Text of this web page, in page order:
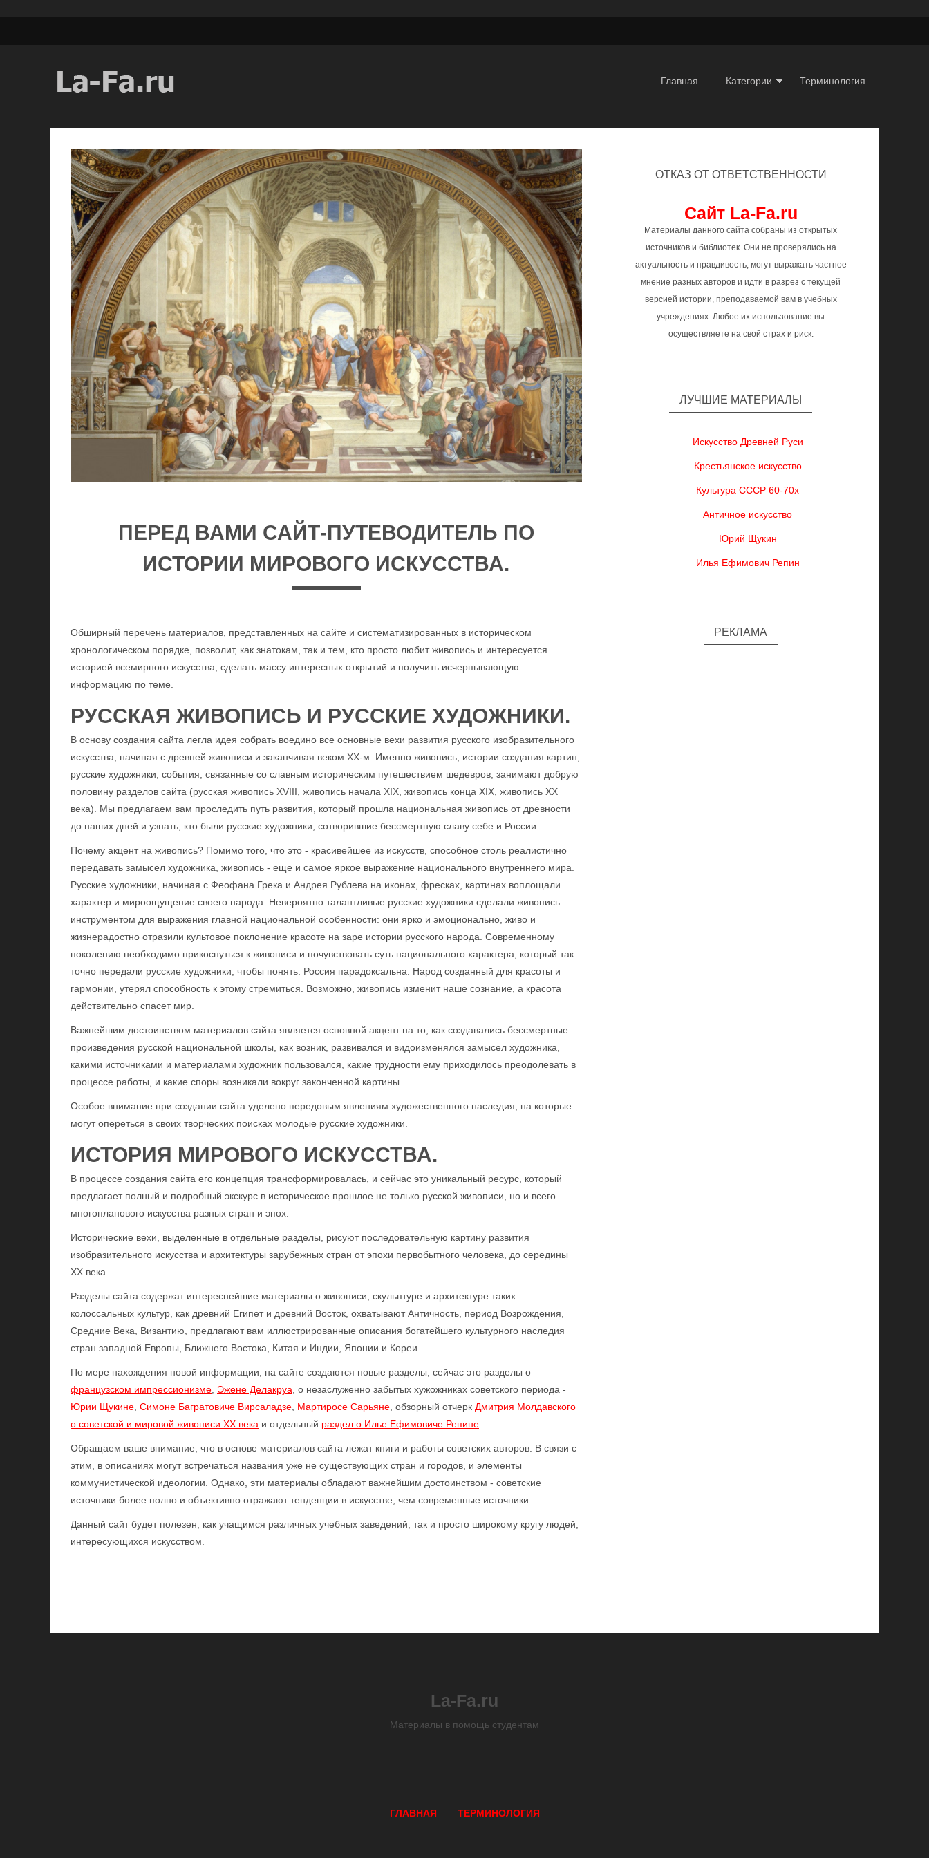
Главная Категории Терминология
ПЕРЕД ВАМИ САЙТ-ПУТЕВОДИТЕЛЬ ПО
ИСТОРИИ МИРОВОГО ИСКУССТВА.
Обширный перечень материалов, представленных на сайте и систематизированных в историческом
хронологическом порядке, позволит, как знатокам, так и тем, кто просто любит живопись и интересуется
историей всемирного искусства, сделать массу интересных открытий и получить исчерпывающую
информацию по теме.
РУССКАЯ ЖИВОПИСЬ И РУССКИЕ ХУДОЖНИКИ.
В основу создания сайта легла идея собрать воедино все основные вехи развития русского изобразительного
искусства, начиная с древней живописи и заканчивая веком ХХ-м. Именно живопись, истории создания картин,
русские художники, события, связанные со славным историческим путешествием шедевров, занимают добрую
половину разделов сайта (русская живопись XVIII, живопись начала ХIХ, живопись конца XIX, живопись XX
века). Мы предлагаем вам проследить путь развития, который прошла национальная живопись от древности
до наших дней и узнать, кто были русские художники, сотворившие бессмертную славу себе и России.
Почему акцент на живопись? Помимо того, что это - красивейшее из искусств, способное столь реалистично
передавать замысел художника, живопись - еще и самое яркое выражение национального внутреннего мира.
Русские художники, начиная с Феофана Грека и Андрея Рублева на иконах, фресках, картинах воплощали
характер и мироощущение своего народа. Невероятно талантливые русские художники сделали живопись
инструментом для выражения главной национальной особенности: они ярко и эмоционально, живо и
жизнерадостно отразили культовое поклонение красоте на заре истории русского народа. Современному
поколению необходимо прикоснуться к живописи и почувствовать суть национального характера, который так
точно передали русские художники, чтобы понять: Россия парадоксальна. Народ созданный для красоты и
гармонии, утерял способность к этому стремиться. Возможно, живопись изменит наше сознание, а красота
действительно спасет мир.
Важнейшим достоинством материалов сайта является основной акцент на то, как создавались бессмертные
произведения русской национальной школы, как возник, развивался и видоизменялся замысел художника,
какими источниками и материалами художник пользовался, какие трудности ему приходилось преодолевать в
процессе работы, и какие споры возникали вокруг законченной картины.
Особое внимание при создании сайта уделено передовым явлениям художественного наследия, на которые
могут опереться в своих творческих поисках молодые русские художники.
ИСТОРИЯ МИРОВОГО ИСКУССТВА.
В процессе создания сайта его концепция трансформировалась, и сейчас это уникальный ресурс, который
предлагает полный и подробный экскурс в историческое прошлое не только русской живописи, но и всего
многопланового искусства разных стран и эпох.
Исторические вехи, выделенные в отдельные разделы, рисуют последовательную картину развития
изобразительного искусства и архитектуры зарубежных стран от эпохи первобытного человека, до середины
ХХ века.
Разделы сайта содержат интереснейшие материалы о живописи, скульптуре и архитектуре таких
колоссальных культур, как древний Египет и древний Восток, охватывают Античность, период Возрождения,
Средние Века, Византию, предлагают вам иллюстрированные описания богатейшего культурного наследия
стран западной Европы, Ближнего Востока, Китая и Индии, Японии и Кореи.
По мере нахождения новой информации, на сайте создаются новые разделы, сейчас это разделы о
французском импрессионизме Эжене Делакруа , о незаслуженно забытых хужожниках советского периода -
Юрии Щукине Симоне Багратовиче Вирсаладзе Мартиросе Сарьяне , обзорный отчерк Дмитрия Молдавского
о советской и мировой живописи XX века и отдельный раздел о Илье Ефимовиче Репине
Обращаем ваше внимание, что в основе материалов сайта лежат книги и работы советских авторов. В связи с
этим, в описаниях могут встречаться названия уже не существующих стран и городов, и элементы
коммунистической идеологии. Однако, эти материалы обладают важнейшим достоинством - советские
источники более полно и объективно отражают тенденции в искусстве, чем современные источники.
Данный сайт будет полезен, как учащимся различных учебных заведений, так и просто широкому кругу людей,
интересующихся искусством.
ОТКАЗ ОТ ОТВЕТСТВЕННОСТИ
Сайт La-Fa.ru
Материалы данного сайта собраны из открытых
источников и библиотек. Они не проверялись на
актуальность и правдивость, могут выражать частное
мнение разных авторов и идти в разрез с текущей
версией истории, преподаваемой вам в учебных
учреждениях. Любое их использование вы
осуществляете на свой страх и риск.
ЛУЧШИЕ МАТЕРИАЛЫ
Искусство Древней Руси
Крестьянское искусство
Культура СССР 60-70х
Античное искусство
Юрий Щукин
Илья Ефимович Репин
РЕКЛАМА
La-Fa.ru
Материалы в помощь студентам
ГЛАВНАЯ ТЕРМИНОЛОГИЯ